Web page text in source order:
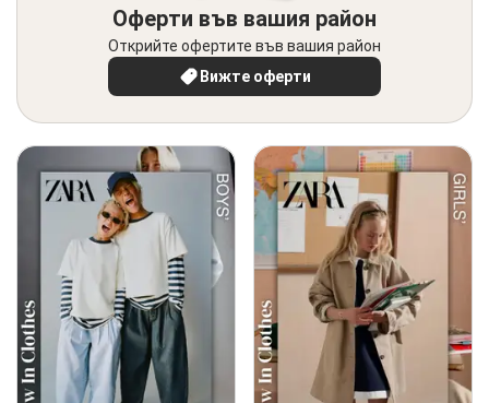
Оферти във вашия район
Открийте офертите във вашия район
Вижте оферти